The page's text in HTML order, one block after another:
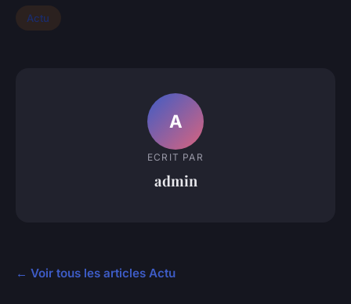
Actu
A
ECRIT PAR
admin
← Voir tous les articles Actu